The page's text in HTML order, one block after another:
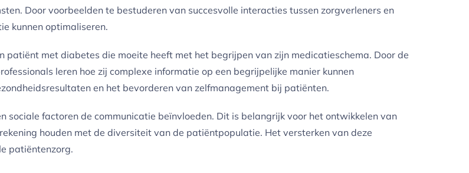
Door voorbeelden te bestuderen van succesvolle interacties tussen zorgverleners en
kunnen optimaliseren.
patiënt met diabetes die moeite heeft met het begrijpen van zijn medicatieschema. Door de
leren hoe zij complexe informatie op een begrijpelijke manier kunnen
en het bevorderen van zelfmanagement bij patiënten.
sociale factoren de communicatie beïnvloeden. Dit is belangrijk voor het ontwikkelen van
houden met de diversiteit van de patiëntpopulatie. Het versterken van deze
patiëntenzorg.